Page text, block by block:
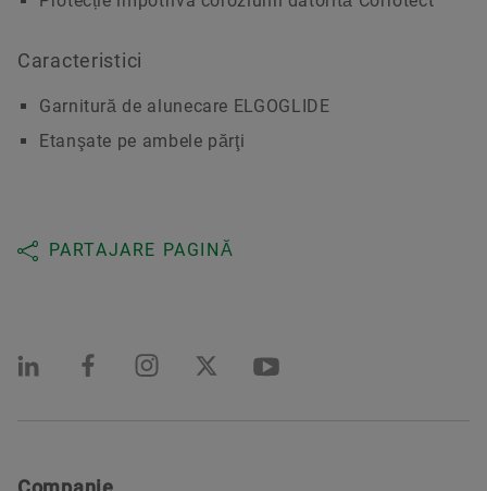
Caracteristici
Garnitură de alunecare ELGOGLIDE
Etanşate pe ambele părţi
PARTAJARE PAGINĂ